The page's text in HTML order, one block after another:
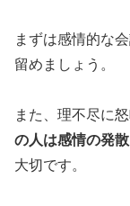
まずは感情的な
留めましょう。
また、理不尽に
の人は感情の発
大切です。